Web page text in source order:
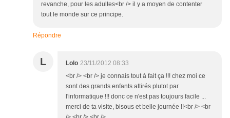
revanche, pour les adultes<br /> il y a moyen de contenter
tout le monde sur ce principe.
Répondre
L Lolo 23/11/2012 08:33
<br /> <br /> je connais tout à fait ça !!! chez moi ce
sont des grands enfants attirés plutot par
l'informatique !!! donc ce n'est pas toujours facile ...
merci de ta visite, bisous et belle journée !!<br /> <br